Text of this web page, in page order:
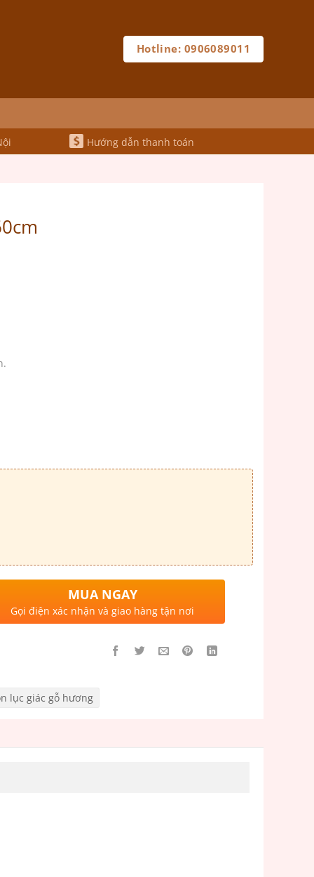
Hotline: 0906089011
Hướng dẫn thanh toán
MUA NGAY
Gọi điện xác nhận và giao hàng tận nơi
lục giác gỗ hương